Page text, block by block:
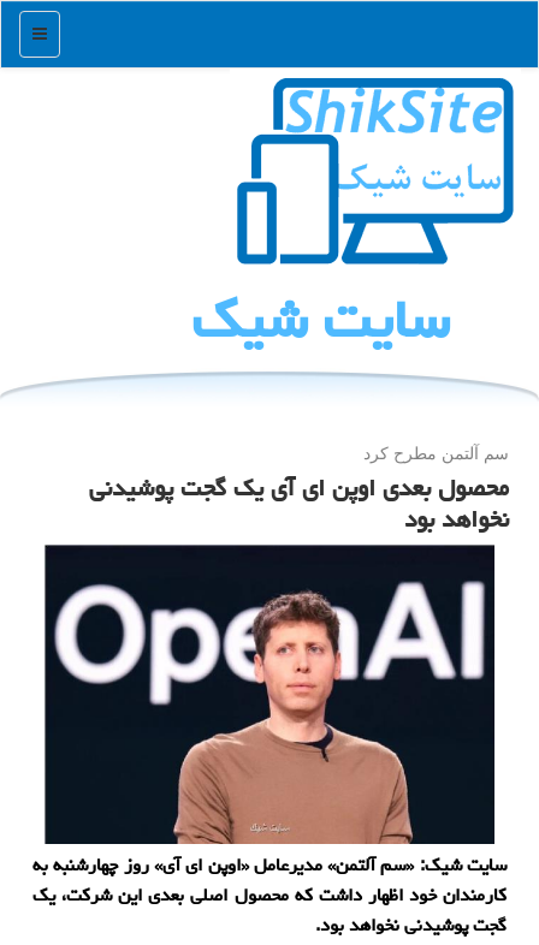
منو
سایت شیك
سم آلتمن مطرح كرد
محصول بعدی اوپن ای آی یک گجت پوشیدنی
نخواهد بود
سایت شیک: «سم آلتمن» مدیرعامل «اوپن ای آی» روز چهارشنبه به
کارمندان خود اظهار داشت که محصول اصلی بعدی این شرکت، یک
گجت پوشیدنی نخواهد بود.